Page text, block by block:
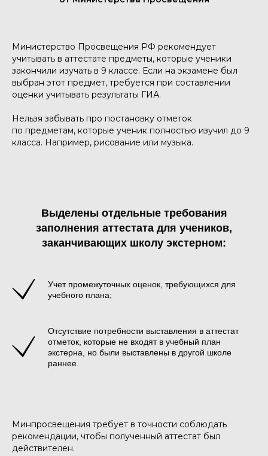
Министерство Просвещения РФ рекомендует
учитывать в аттестате предметы, которые ученики
закончили изучать в 9 классе. Если на экзамене был
выбран этот предмет, требуется при составлении
оценки учитывать результаты ГИА.
Нельзя забывать про постановку отметок
по предметам, которые ученик полностью изучил до 9
класса. Например, рисование или музыка.
Выделены отдельные требования
заполнения аттестата для учеников,
заканчивающих школу экстерном:
Учет промежуточных оценок, требующихся для
учебного плана;
Отсутствие потребности выставления в аттестат
отметок, которые не входят в учебный план
экстерна, но были выставлены в другой школе
раннее.
Минпросвещения требует в точности соблюдать
рекомендации, чтобы полученный аттестат был
действителен.